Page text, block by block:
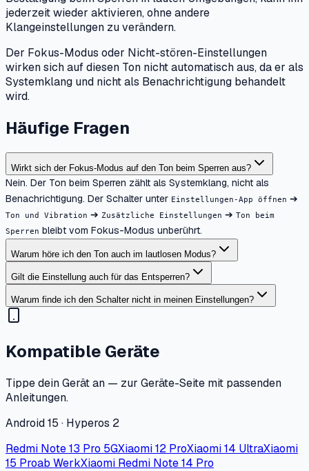
jederzeit wieder aktivieren, ohne andere
Klangeinstellungen zu verändern.
Der Fokus-Modus oder Nicht-stören-Einstellungen
wirken sich auf diesen Ton nicht automatisch aus, da er als
Systemklang und nicht als Benachrichtigung behandelt
wird.
Häufige Fragen
Wirkt sich der Fokus-Modus auf den Ton beim Sperren aus?
Nein. Der Ton beim Sperren zählt als Systemklang, nicht als
Benachrichtigung. Der Schalter unter Einstellungen-App öffnen ➔
Ton und Vibration ➔ Zusätzliche Einstellungen ➔ Ton beim
Sperren bleibt vom Fokus-Modus unberührt.
Warum höre ich den Ton auch im lautlosen Modus?
Gilt die Einstellung auch für das Entsperren?
Warum finde ich den Schalter nicht in meinen Einstellungen?
Kompatible Geräte
Tippe dein Gerät an — zur Geräte-Seite mit passenden
Anleitungen.
Android 15 · Hyperos 2
Redmi Note 13 Pro 5GXiaomi 12 ProXiaomi 14 UltraXiaomi
15 Proab WerkXiaomi Redmi Note 14 Pro